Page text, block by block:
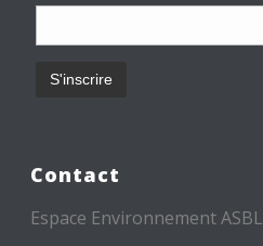
Contact
Espace Environnement ASBL